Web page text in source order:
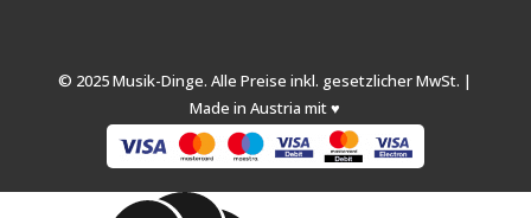
© 2025 Musik-Dinge. Alle Preise inkl. gesetzlicher MwSt. |
Made in Austria mit ♥